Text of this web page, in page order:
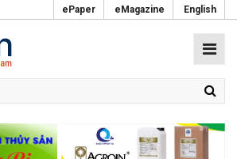
ePaper eMagazine English